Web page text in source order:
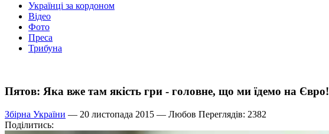
Українці за кордоном
Відео
Фото
Преса
Трибуна
Пятов: Яка вже там якість гри - головне, що ми їдемо на Євро!
Збірна України — 20 листопада 2015 — Любов Переглядів: 2382
Поділитись: